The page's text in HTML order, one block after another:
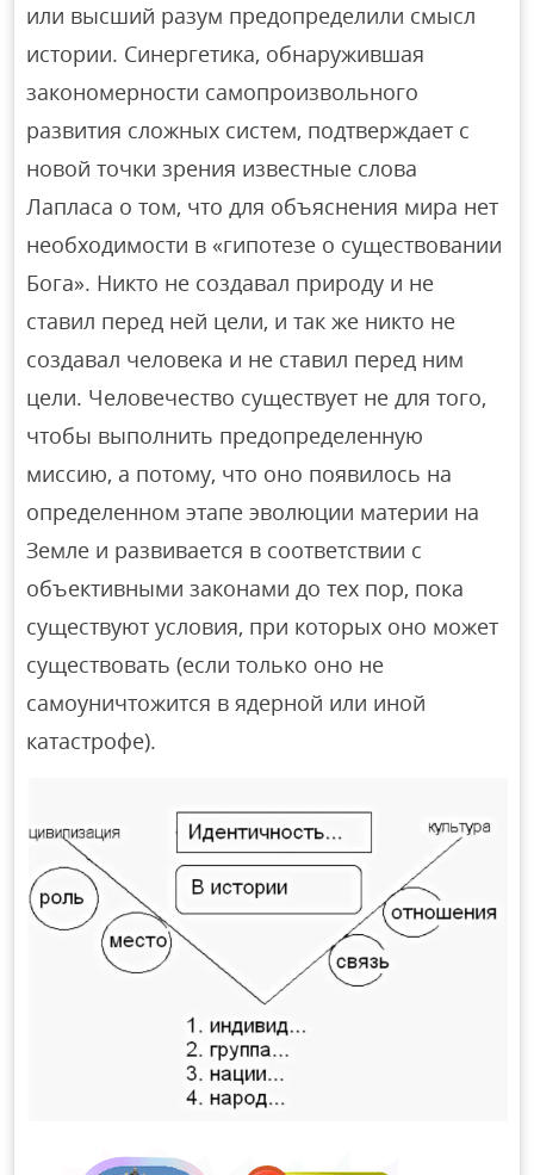
или высший разум предопределили смысл
истории. Синергетика, обнаружившая
закономерности самопроизвольного
развития сложных систем, подтверждает с
новой точки зрения известные слова
Лапласа о том, что для объяснения мира нет
необходимости в «гипотезе о существовании
Бога». Никто не создавал природу и не
ставил перед ней цели, и так же никто не
создавал человека и не ставил перед ним
цели. Человечество существует не для того,
чтобы выполнить предопределенную
миссию, а потому, что оно появилось на
определенном этапе эволюции материи на
Земле и развивается в соответствии с
объективными законами до тех пор, пока
существуют условия, при которых оно может
существовать (если только оно не
самоуничтожится в ядерной или иной
катастрофе).